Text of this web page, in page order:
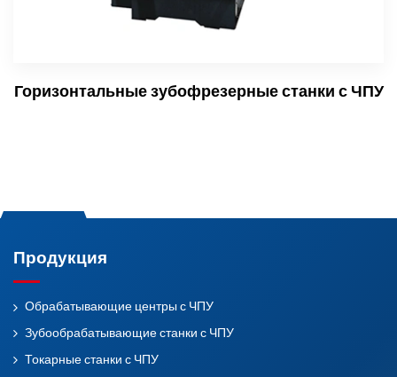
Горизонтальные зубофрезерные станки с ЧПУ
Продукция
Обрабатывающие центры с ЧПУ
Зубообрабатывающие станки с ЧПУ
Токарные станки с ЧПУ